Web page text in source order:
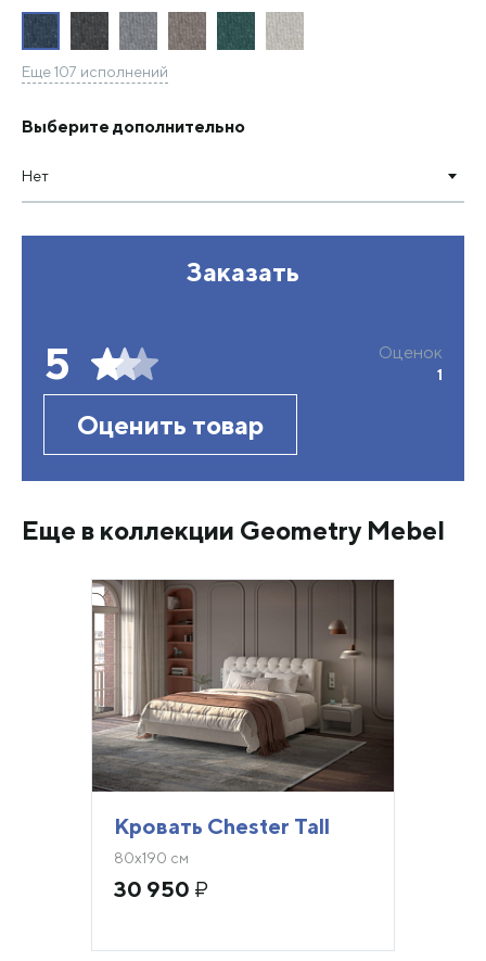
Еще 107 исполнений
Выберите дополнительно
Нет
Заказать
5 Оценок
1
Оценить товар
Еще в коллекции Geometry Mebel
Кровать Chester Tall
80х190 см
30 950 ₽